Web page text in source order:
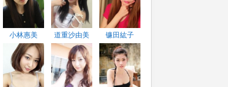
小林惠美 道重沙由美 镰田紘子